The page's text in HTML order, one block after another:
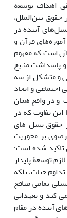
اهداف توسعه
بین‌الملل،
آینده در
قرآن و
آن است که مفهوم
پاسداشت منابع
و متشکل از سه
و ایجاد
و در واقع همان
این تفاوت که در
حقوق نسل­ های
رضوی بر محوریت
تاکید شده است؛
توسعۀ پایدار
حیات، بلکه
تمامی منافع
کند و تعهداتی
آینده در مقام